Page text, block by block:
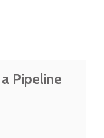
Pipeline